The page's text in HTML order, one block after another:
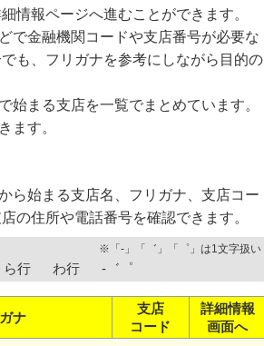
情報ページへ進むことができます。
で金融機関コードや支店番号が必要な
も、フリガナを参考にしながら目的の
まる支店を一覧でまとめています。
ます。
ら始まる支店名、フリガナ、支店コー
の住所や電話番号を確認できます。
※「-」「゛」「゜」は1文字扱い
ら行 わ行 -゛゜
ナ
支店
コード
詳細情報
画面へ